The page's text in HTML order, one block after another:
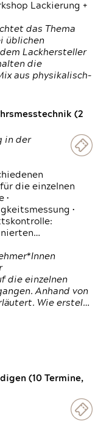
Lackierung +
das Thema
üblichen
Lackhersteller
die
aus physikalisch-
(2
in der
die einzelnen
•
•
die einzelnen
Anhand von
Wie erstel…
(10 Termine,